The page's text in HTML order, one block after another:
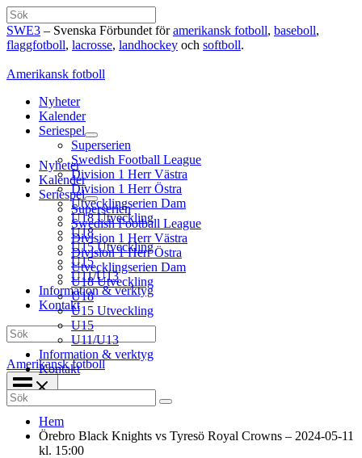
Hoppa
till
innehåll
Sök
SWE3 – Svenska Förbundet föramerikansk fotboll, baseboll,
flaggfotboll, lacrosse, landhockey och softboll.
Amerikansk fotboll
Nyheter
Kalender
Seriespel
Superserien
Swedish Football League
Division 1 Herr Västra
Division 1 Herr Östra
Utvecklingserien Dam
U18 Utveckling
U18
U15 Utveckling
U15
U11/U13
Information & verktyg
Kontakt
Sök
Amerikansk fotboll
Nyheter
Kalender
Seriespel
Superserien
Swedish Football League
Division 1 Herr Västra
Division 1 Herr Östra
Utvecklingserien Dam
U18 Utveckling
U18
U15 Utveckling
U15
U11/U13
Information & verktyg
Kontakt
Search
for:
Hem
Örebro Black Knights vs Tyresö Royal Crowns – 2024-05-11
kl. 15:00